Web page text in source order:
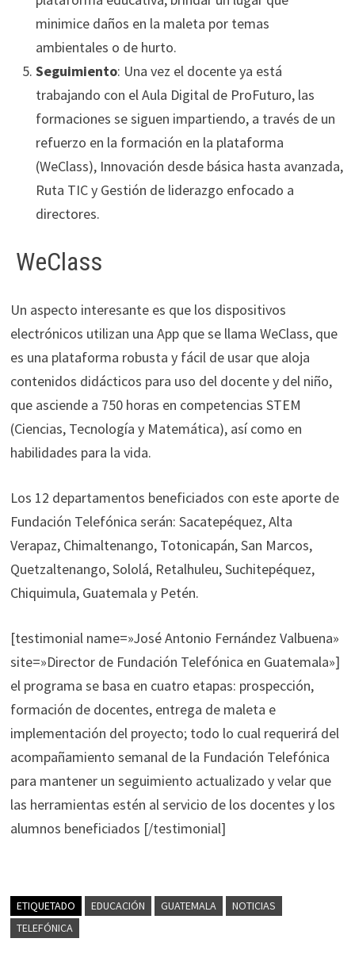
minimice daños en la maleta por temas
ambientales o de hurto.
Seguimiento: Una vez el docente ya está
trabajando con el Aula Digital de ProFuturo, las
formaciones se siguen impartiendo, a través de un
refuerzo en la formación en la plataforma
(WeClass), Innovación desde básica hasta avanzada,
Ruta TIC y Gestión de liderazgo enfocado a
directores.
WeClass
Un aspecto interesante es que los dispositivos
electrónicos utilizan una App que se llama WeClass, que
es una plataforma robusta y fácil de usar que aloja
contenidos didácticos para uso del docente y del niño,
que asciende a 750 horas en competencias STEM
(Ciencias, Tecnología y Matemática), así como en
habilidades para la vida.
Los 12 departamentos beneficiados con este aporte de
Fundación Telefónica serán: Sacatepéquez, Alta
Verapaz, Chimaltenango, Totonicapán, San Marcos,
Quetzaltenango, Sololá, Retalhuleu, Suchitepéquez,
Chiquimula, Guatemala y Petén.
[testimonial name=»José Antonio Fernández Valbuena»
site=»Director de Fundación Telefónica en Guatemala»]
el programa se basa en cuatro etapas: prospección,
formación de docentes, entrega de maleta e
implementación del proyecto; todo lo cual requerirá del
acompañamiento semanal de la Fundación Telefónica
para mantener un seguimiento actualizado y velar que
las herramientas estén al servicio de los docentes y los
alumnos beneficiados [/testimonial]
ETIQUETADO EDUCACIÓN GUATEMALA
NOTICIAS
TELEFÓNICA